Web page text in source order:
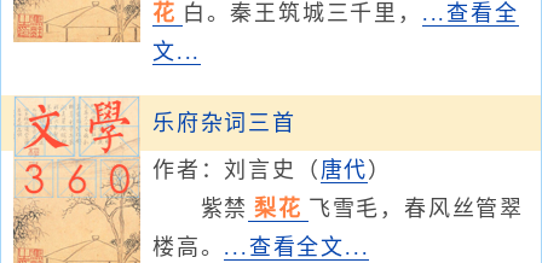
花 白。秦王筑城三千里， ...查看全
文...
乐府杂词三首
作者：刘言史 （ 唐代 ）
紫禁 梨花
飞雪毛，春风丝管翠
楼高。 ...查看全文...